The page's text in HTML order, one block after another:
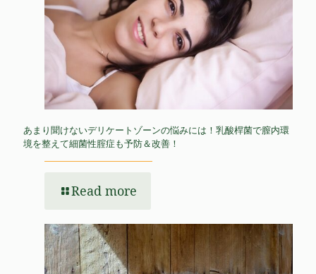
あまり聞けないデリケートゾーンの悩みには！乳酸桿菌で膣内環
境を整えて細菌性腟症も予防＆改善！
Read more